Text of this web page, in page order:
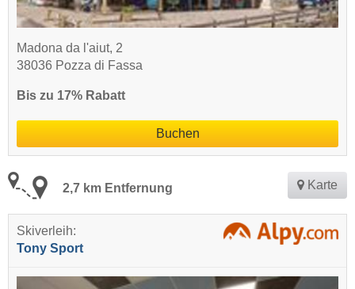
Madona da l'aiut, 2
38036 Pozza di Fassa
Bis zu 17% Rabatt
Buchen
2,7 km Entfernung Karte
Skiverleih:
Tony Sport